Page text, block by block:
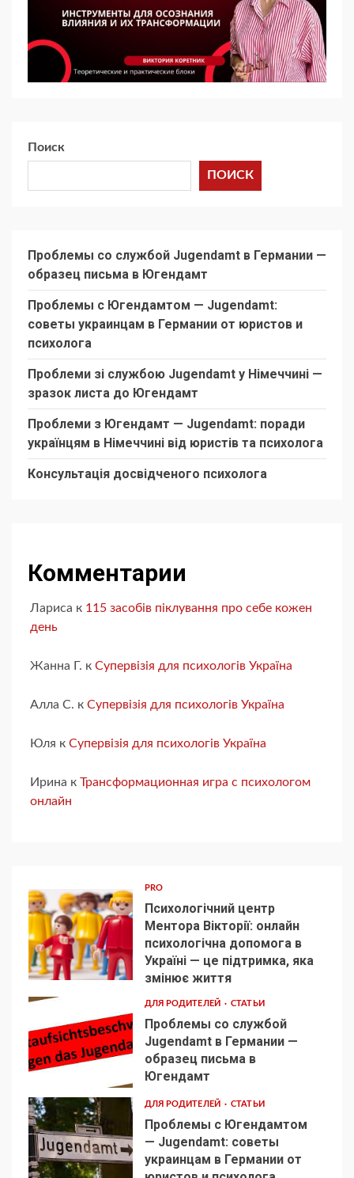
Поиск
ПОИСК
Проблемы со службой Jugendamt в Германии —
образец письма в Югендамт
Проблемы с Югендамтом — Jugendamt:
советы украинцам в Германии от юристов и
психолога
Проблеми зі службою Jugendamt у Німеччині —
зразок листа до Югендамт
Проблеми з Югендамт — Jugendamt: поради
українцям в Німеччині від юристів та психолога
Консультація досвідченого психолога
Комментарии
Лариса к 115 засобів піклування про себе кожен
день
Жанна Г. к Супервізія для психологів Україна
Алла С. к Супервізія для психологів Україна
Юля к Супервізія для психологів Україна
Ирина к Трансформационная игра с психологом
онлайн
1
PRO
Психологічний центр
Ментора Вікторії: онлайн
психологічна допомога в
Україні — це підтримка, яка
змінює життя
2
ДЛЯ РОДИТЕЛЕЙ СТАТЬИ
Проблемы со службой
Jugendamt в Германии —
образец письма в
Югендамт
3
ДЛЯ РОДИТЕЛЕЙ СТАТЬИ
Проблемы с Югендамтом
— Jugendamt: советы
украинцам в Германии от